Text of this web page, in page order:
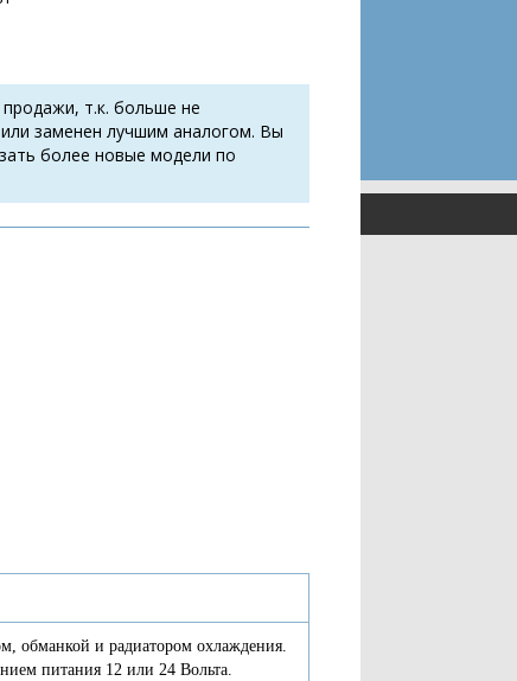
продажи, т.к. больше не
заменен лучшим аналогом. Вы
более новые модели по
обманкой и радиатором охлаждения.
питания 12 или 24 Вольта.